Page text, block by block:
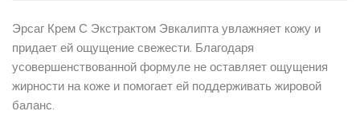
Эрсаг Крем С Экстрактом Эвкалипта увлажняет кожу и
придает ей ощущение свежести. Благодаря
усовершенствованной формуле не оставляет ощущения
жирности на коже и помогает ей поддерживать жировой
баланс.